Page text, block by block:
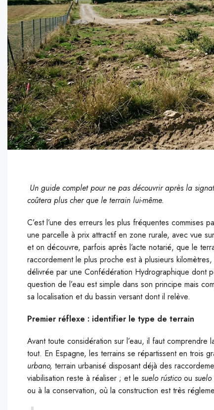
Un guide complet pour ne pas découvrir après la
coûtera plus cher que le terrain lui-même.
C’est l’une des erreurs les plus fréquentes
une parcelle à prix attractif en zone rurale, avec vue
et on découvre, parfois après l’acte notarié, que le
raccordement le plus proche est à plusieurs
délivrée par une Confédération Hydrographique dont
question de l’eau est simple dans son principe mais
sa localisation et du bassin versant dont il relève.
Premier réflexe : identifier le type de terrain
Avant toute considération sur l’eau, il faut comprendre
tout. En Espagne, les terrains se répartissent en trois
urbano, terrain urbanisé disposant déjà des
viabilisation reste à réaliser ; et le suelo rústicoou
ou à la conservation, où la construction est très